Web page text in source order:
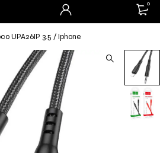
0
UPA26IP 3.5 / Iphone